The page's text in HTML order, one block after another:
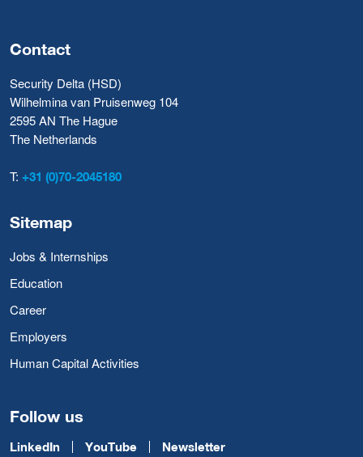
Contact
Security Delta (HSD)
Wilhelmina van Pruisenweg 104
2595 AN The Hague
The Netherlands
T: +31 (0)70-2045180
Sitemap
Jobs & Internships
Education
Career
Employers
Human Capital Activities
Follow us
LinkedIn YouTube Newsletter